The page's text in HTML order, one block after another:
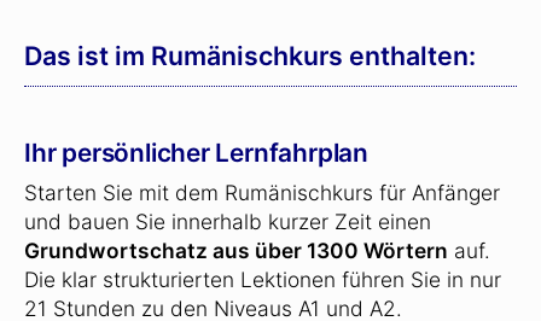
Das ist im Rumänischkurs enthalten:
Ihr persönlicher Lernfahrplan
Starten Sie mit dem Rumänischkurs für Anfänger
und bauen Sie innerhalb kurzer Zeit einen
Grundwortschatz aus über 1300 Wörtern auf.
Die klar strukturierten Lektionen führen Sie in nur
21 Stunden zu den Niveaus A1 und A2.